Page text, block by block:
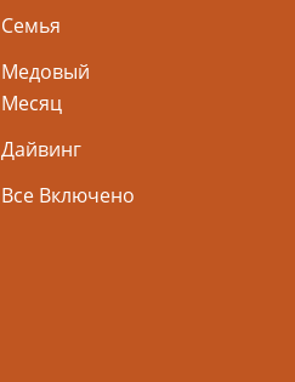
Семья
Медовый
Месяц
Дайвинг
Все Включено